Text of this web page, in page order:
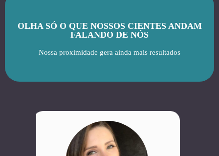
OLHA SÓ O QUE NOSSOS CIENTES ANDAM
FALANDO DE NÓS
Nossa proximidade gera ainda mais resultados